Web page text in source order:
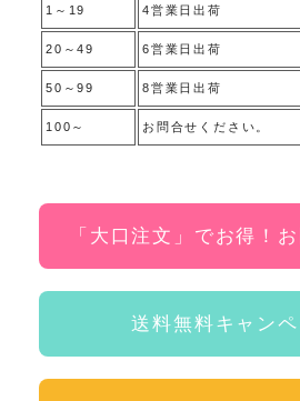
1～19 4営業日出荷
20～49 6営業日出荷
50～99 8営業日出荷
100～ お問合せください。
「大口注文」でお得！
送料無料キャンペ